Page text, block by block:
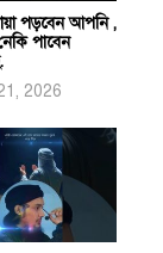
পড়বেন আপনি ,
পাবেন
2026